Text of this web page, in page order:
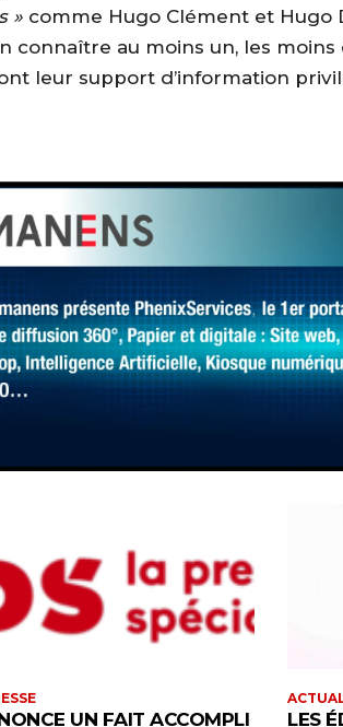
» comme Hugo Clément et Hugo
connaître au moins un, les moins
leur support d’information
UN FAIT ACCOMPLI LES